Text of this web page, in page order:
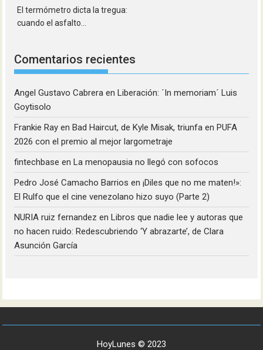
El termómetro dicta la tregua:
cuando el asfalto...
Comentarios recientes
Angel Gustavo Cabrera en Liberación: ´In memoriam´ Luis
Goytisolo
Frankie Ray en Bad Haircut, de Kyle Misak, triunfa en PUFA
2026 con el premio al mejor largometraje
fintechbase en La menopausia no llegó con sofocos
Pedro José Camacho Barrios en¡Diles que no me maten!»:
El Rulfo que el cine venezolano hizo suyo (Parte 2)
NURIA ruiz fernandez en Libros que nadie lee y autoras que
no hacen ruido: Redescubriendo ‘Y abrazarte’, de Clara
Asunción García
HoyLunes © 2023